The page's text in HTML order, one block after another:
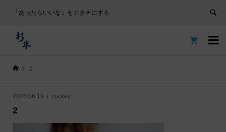
「あったらいいな」をカタチにする


2
2026.06.19 mickey
2